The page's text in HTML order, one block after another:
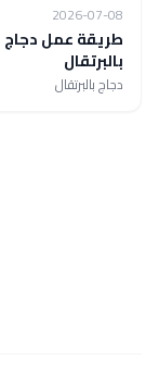
2026-07-08
طريقة عمل دجاج
بالبرتقال
دجاج بالبرتقال